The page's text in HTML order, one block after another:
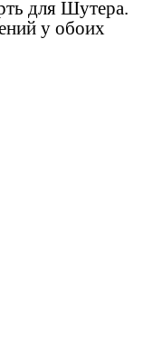
для Шутера.
у обоих